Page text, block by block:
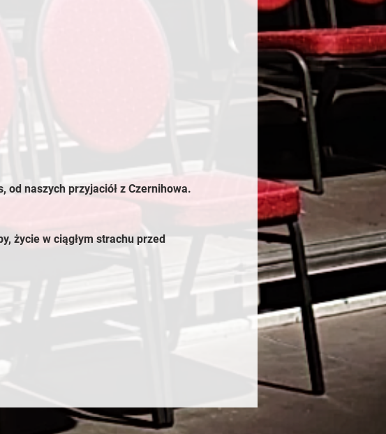
od naszych przyjaciół z Czernihowa.
życie w ciągłym strachu przed